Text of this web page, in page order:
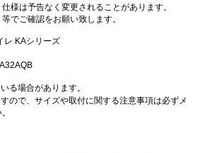
様は予告なく変更されることがあります。
でご確認をお願い致します。
レ KAシリーズ
る場合があります。
ので、サイズや取付に関する注意事項は必ずメ